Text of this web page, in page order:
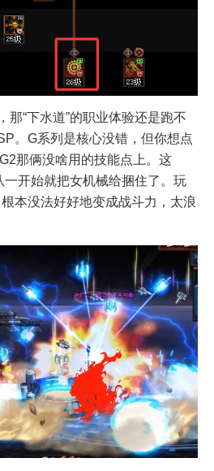
那“下水道”的职业体验还是跑不
。G系列是核心没错，但你想点
那俩没啥用的技能点上。这
一开始就把女机械给捆住了。玩
本没法好好地变成战斗力，太浪